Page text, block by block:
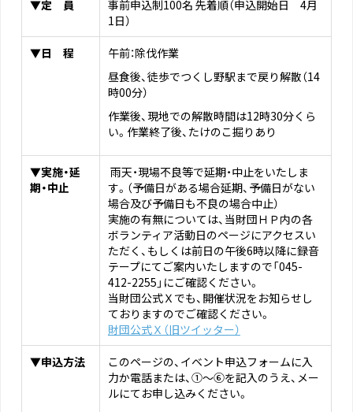
▼定 員
事前申込制100名 先着順（申込開始日 4月
1日）
▼日 程
午前：除伐作業
昼食後、徒歩でつくし野駅まで戻り解散（14
時00分）
作業後、現地での解散時間は12時30分くら
い。作業終了後、たけのこ掘りあり
▼実施・延
期・中止
雨天・現場不良等で延期・中止をいたしま
す。（予備日がある場合延期、予備日がない
場合及び予備日も不良の場合中止）
実施の有無については、当財団ＨＰ内の各
ボランティア活動日のページにアクセスい
ただく、もしくは前日の午後6時以降に録音
テープにてご案内いたしますので「045-
412-2255」にご確認ください。
当財団公式Ｘでも、開催状況をお知らせし
ておりますのでご確認ください。
財団公式Ｘ（旧ツイッター）
▼申込方法
このページの、イベント申込フォームに入
力か電話または、①～⑥を記入のうえ、メー
ルにてお申し込みください。